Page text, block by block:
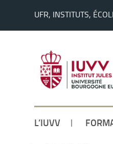
UFR, INSTITUTS,
L’IUVV